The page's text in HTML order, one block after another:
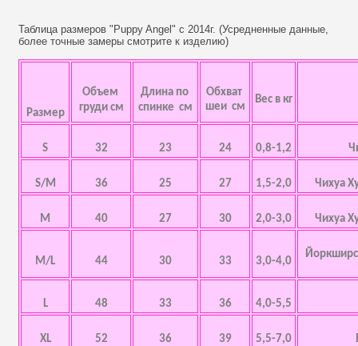
Таблица размеров "Puppy Angel" с 2014г. (Усредненные данные,
более точные замеры смотрите к изделию)
Размер
Объем
груди см
Длина по
спинке см
Обхват
шеи см
Вес в кг
S 32 23 24 0,8-1,2
S/M 36 25 27 1,5-2,0 Чихуа
M 40 27 30 2,0-3,0 Чихуа
M/L 44 30 33 3,0-4,0
L 48 33 36 4,0-5,5
XL 52 36 39 5,5-7,0